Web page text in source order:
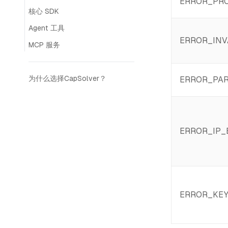
核心 SDK
Agent 工具
MCP 服务
为什么选择CapSolver？